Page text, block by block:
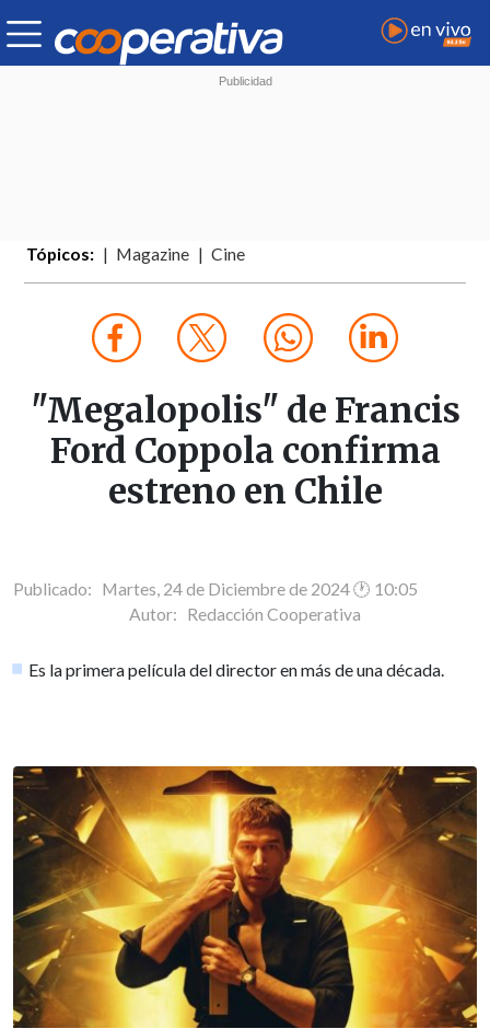
Tópicos: Magazine Cine
"Megalopolis" de Francis
Ford Coppola confirma
estreno en Chile
Publicado: Martes, 24 de Diciembre de 2024 🕐 10:05
Autor: Redacción Cooperativa
Es la primera película del director en más de una década.